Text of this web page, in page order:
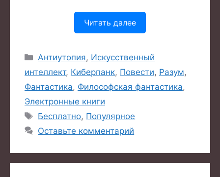
Читать далее
Рубрики
Антиутопия, Искусственный
интеллект, Киберпанк, Повести, Разум,
Фантастика, Философская фантастика,
Электронные книги
Метки
Бесплатно, Популярное
Оставьте комментарий